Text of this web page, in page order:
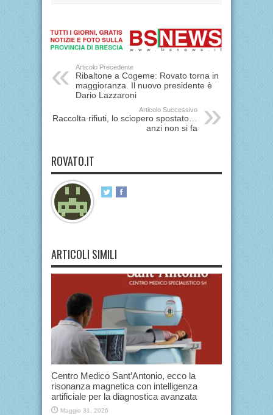
Articolo Precedente
Ribaltone a Cogeme: Rovato torna in
maggioranza. Il nuovo presidente è
Dario Lazzaroni
Articolo Successivo
Raccolta rifiuti, lo sciopero spostato…
anzi non si fa
ROVATO.IT
ARTICOLI SIMILI
Centro Medico Sant’Antonio, ecco la
risonanza magnetica con intelligenza
artificiale per la diagnostica avanzata
Maggio 31, 2026